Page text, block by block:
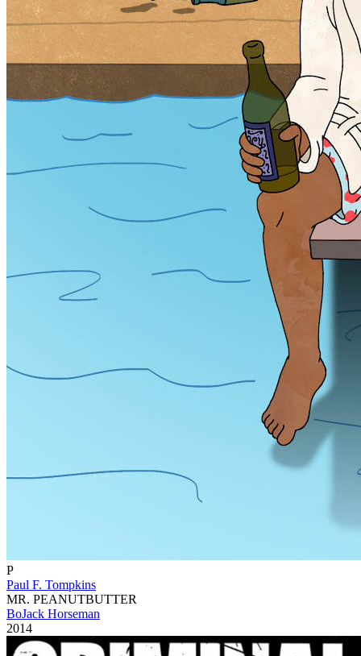
P
Paul F. Tompkins
MR. PEANUTBUTTER
BoJack Horseman
2014